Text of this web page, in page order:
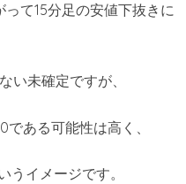
て15分足の安値下抜きに
い未確定ですが、
ある可能性は高く、
うイメージです。